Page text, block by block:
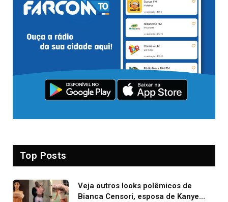
Top Posts
Veja outros looks polêmicos de
Bianca Censori, esposa de Kanye